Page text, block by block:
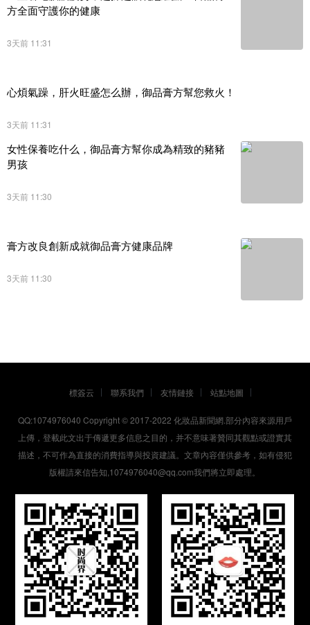
方全面守護你的健康
3天前 11:31
心煩氣躁，肝火旺盛怎么辦，御品膏方幫您救火！
3天前 11:31
女性保養吃什么，御品膏方幫你成為精致的豬豬
男孩
3天前 11:30
膏方改良創新成就御品膏方健康品牌
3天前 11:30
標簽云 聯系我們 友情鏈接 站點地圖
QQ:1074976040 Copyright © 2017-2022 化妝品新聞網.部分內容來源用戶
上傳，登載此文出于傳遞更多信息之目的，并不意味著贊同其觀點或證實其
描述，不可作為直接的消費指導與投資建議。文章內容僅供參考，如有侵犯
版權請來信告知,1074976040@qq.com我們將立即處理。